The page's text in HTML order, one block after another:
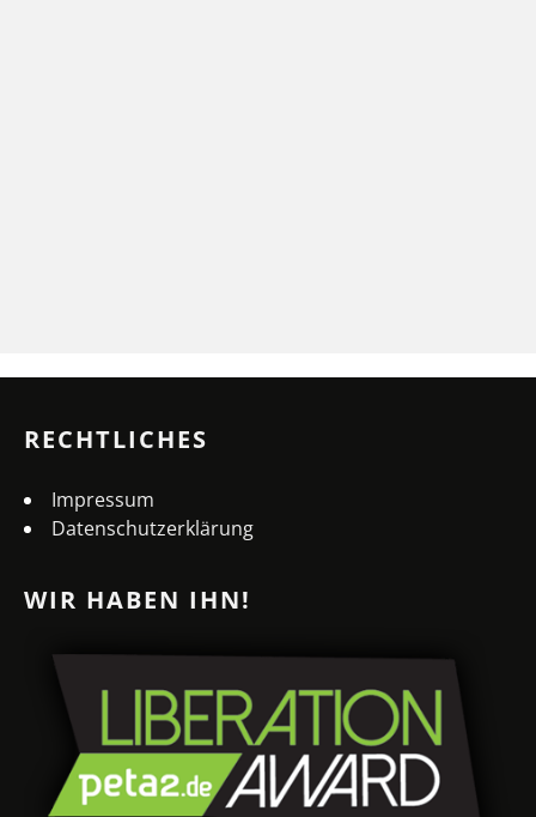
RECHTLICHES
Impressum
Datenschutzerklärung
WIR HABEN IHN!